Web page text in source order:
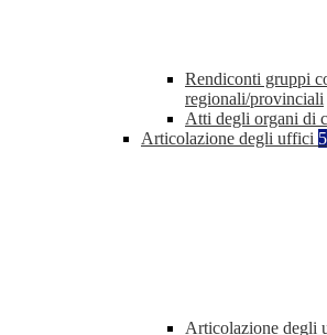
Rendiconti gruppi
regionali/provinciali
Atti degli organi di
Articolazione degli uffici 5
Articolazione degli